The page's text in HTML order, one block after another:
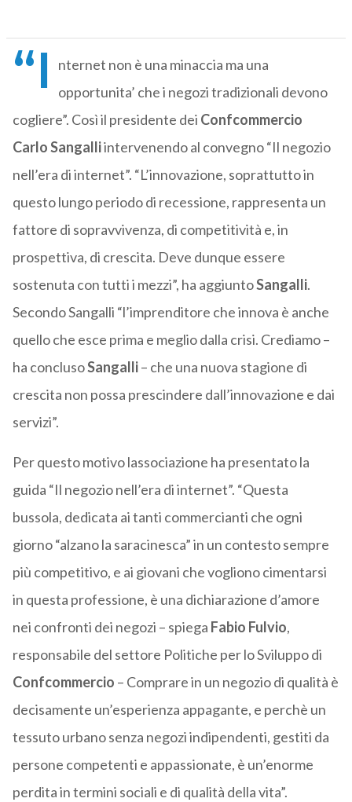
“I
nternet non è una minaccia ma una
opportunita’ che i negozi tradizionali devono
cogliere”. Così il presidente dei Confcommercio
Carlo Sangalliintervenendo al convegno “Il negozio
nell’era di internet”. “L’innovazione, soprattutto in
questo lungo periodo di recessione, rappresenta un
fattore di sopravvivenza, di competitività e, in
prospettiva, di crescita. Deve dunque essere
sostenuta con tutti i mezzi”, ha aggiuntoSangalli.
Secondo Sangalli “l’imprenditore che innova è anche
quello che esce prima e meglio dalla crisi. Crediamo –
ha conclusoSangalli– che una nuova stagione di
crescita non possa prescindere dall’innovazione e dai
servizi”.
Per questo motivo lassociazione ha presentato la
guida “Il negozio nell’era di internet”. “Questa
bussola, dedicata ai tanti commercianti che ogni
giorno “alzano la saracinesca” in un contesto sempre
più competitivo, e ai giovani che vogliono cimentarsi
in questa professione, è una dichiarazione d’amore
nei confronti dei negozi – spiega Fabio Fulvio,
responsabile del settore Politiche per lo Sviluppo di
Confcommercio – Comprare in un negozio di qualità è
decisamente un’esperienza appagante, e perchè un
tessuto urbano senza negozi indipendenti, gestiti da
persone competenti e appassionate, è un’enorme
perdita in termini sociali e di qualità della vita”.